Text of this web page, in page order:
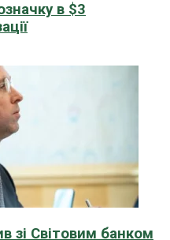
в $3
зі Світовим банком